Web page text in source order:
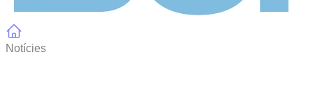
Notícies